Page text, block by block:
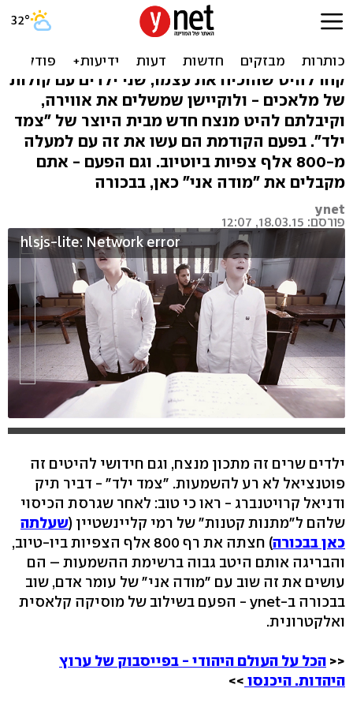
בכורה: "צמד ילד" עושים
קחו להיט שהוכיח את עצמו, שני ילדים עם קולות
של מלאכים - ולוקיישן שמשלים את אווירה,
וקיבלתם להיט מנצח חדש מבית היוצר של "צמד
ילד". בפעם הקודמת הם עשו את זה עם למעלה
מ-800 אלף צפיות ביוטיוב. וגם הפעם - אתם
מקבלים את "מודה אני" כאן, בבכורה
ynet
פורסם: 18.03.15, 12:07
hlsjs-lite: Network error
ילדים שרים זה מתכון מנצח, וגם חידושי להיטים זה
פוטנציאל לא רע להשמעות. "צמד ילד" - דביר תיק
ודניאל קרויטנברג - ראו כי טוב: לאחר שגרסת הכיסוי
שלהם ל"מתנות קטנות" של רמי קליינשטיין (שעלתה
כאן בבכורה
) חצתה את רף 800 אלף הצפיות ביו-טיוב,
והבריגה אותם היטב גבוה ברשימת ההשמעות – הם
עושים את זה שוב עם "מודה אני" של עומר אדם, שוב
בבכורה ב-ynet - הפעם בשילוב של מוסיקה קלאסית
ואלקטרונית.
<< הכל על העולם היהודי - בפייסבוק של ערוץ
היהדות. היכנסו >>